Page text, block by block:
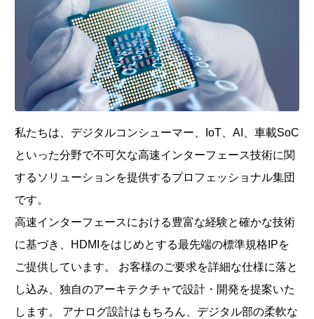
私たちは、デジタルコンシューマー、IoT、AI、車載SoC
といった分野で不可欠な高速インターフェース技術に関
するソリューションを提供するプロフェッショナル集団
です。
高速インターフェースにおける豊富な経験と確かな技術
に基づき、HDMIをはじめとする最先端の標準規格IPを
ご提供しています。 お客様のご要求を詳細な仕様に落と
し込み、独自のアーキテクチャで設計・開発を提案いた
します。 アナログ設計はもちろん、デジタル部の柔軟な